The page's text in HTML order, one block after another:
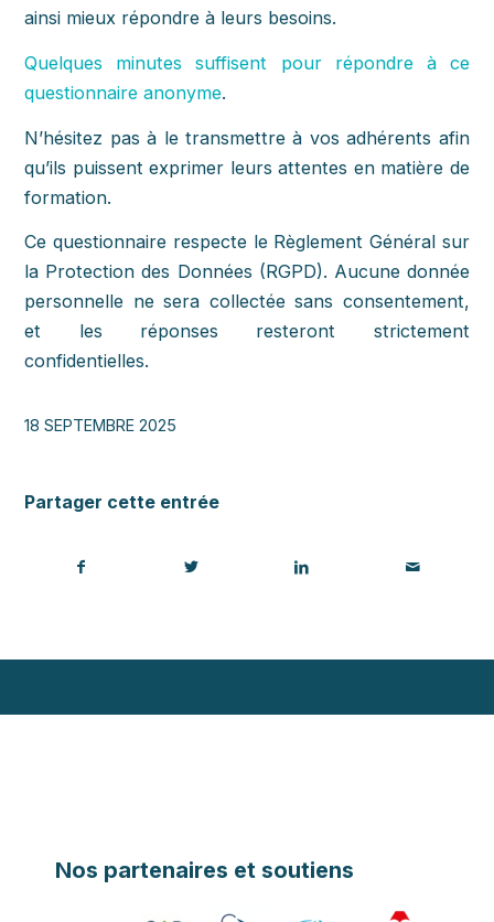
ainsi mieux répondre à leurs besoins.
Quelques minutes suffisent pour répondre à ce
questionnaire anonyme.
N’hésitez pas à le transmettre à vos adhérents afin
qu’ils puissent exprimer leurs attentes en matière de
formation.
Ce questionnaire respecte le Règlement Général sur
la Protection des Données (RGPD). Aucune donnée
personnelle ne sera collectée sans consentement,
et les réponses resteront strictement
confidentielles.
18 SEPTEMBRE 2025
Partager cette entrée
Nos partenaires et soutiens